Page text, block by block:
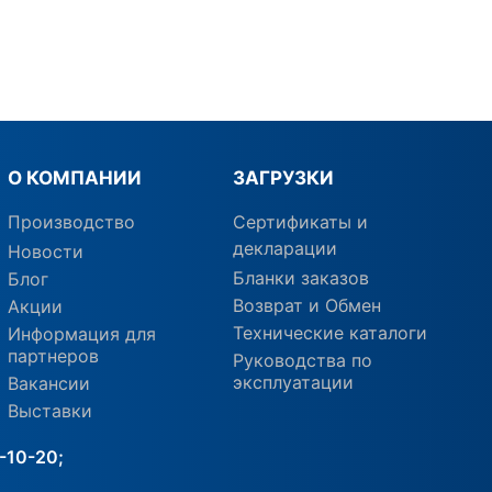
О КОМПАНИИ
Производство
Новости
Блог
Акции
Информация для
партнеров
Вакансии
Выставки
ЗАГРУЗКИ
Сертификаты и
декларации
Бланки заказов
Возврат и Обмен
Технические каталоги
Руководства по
эксплуатации
10-20;